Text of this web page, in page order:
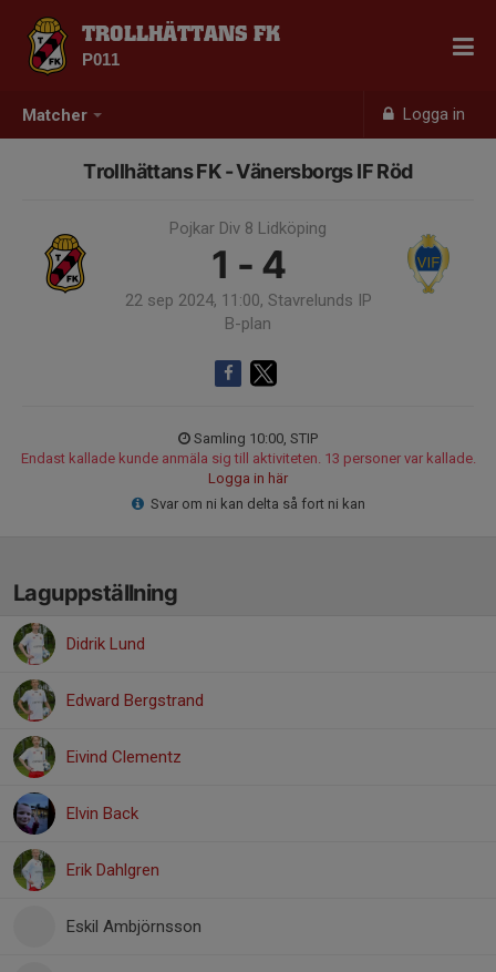
Matcher Logga in
TROLLHÄTTANS FK
P011
Trollhättans FK - Vänersborgs IF Röd
Pojkar Div 8 Lidköping
1 - 4
22 sep 2024, 11:00, Stavrelunds IP
B-plan
Samling 10:00, STIP
Endast kallade kunde anmäla sig till aktiviteten. 13 personer var kallade.
Logga in här
Svar om ni kan delta så fort ni kan
Laguppställning
Didrik Lund
Edward Bergstrand
Eivind Clementz
Elvin Back
Erik Dahlgren
Eskil Ambjörnsson